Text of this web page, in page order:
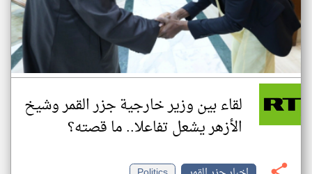
لقاء بين وزير خارجية جزر القمر وشيخ
الأزهر يشعل تفاعلا.. ما قصته؟